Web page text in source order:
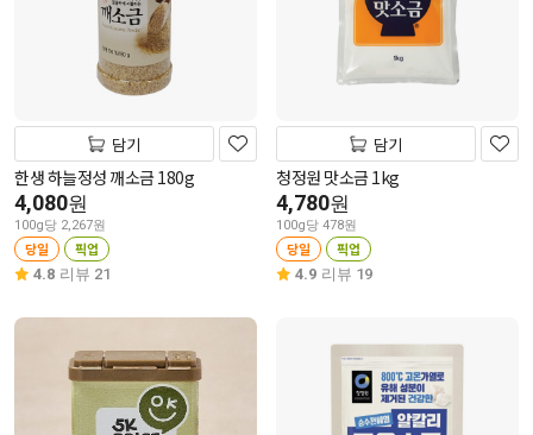
담기
한생 하늘정성 깨소금 180g
4,080원
100g당 2,267원
당일 픽업
4.8 리뷰 21
담기
청정원 맛소금 1kg
4,780원
100g당 478원
당일 픽업
4.9 리뷰 19